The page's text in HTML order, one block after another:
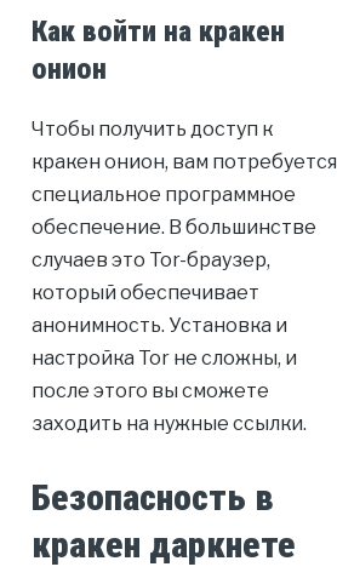
Как войти на кракен
онион
Чтобы получить доступ к
кракен онион, вам потребуется
специальное программное
обеспечение. В большинстве
случаев это Tor-браузер,
который обеспечивает
анонимность. Установка и
настройка Tor не сложны, и
после этого вы сможете
заходить на нужные ссылки.
Безопасность в
кракен даркнете